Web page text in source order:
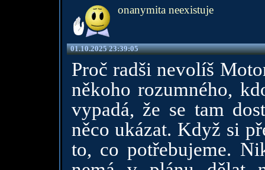
onanymita neexistuje
01.10.2025 23:39:05
Proč radši nevolíš
někoho rozumného,
vypadá, že se tam
něco ukázat. Když si
to, co potřebujeme.